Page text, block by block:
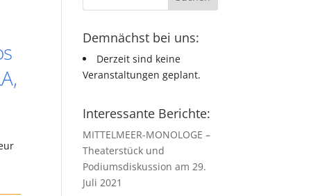
Demnächst bei uns:
Derzeit sind keine
Veranstaltungen geplant.
Interessante Berichte:
MITTELMEER-MONOLOGE –
Theaterstück und
Podiumsdiskussion am 29.
Juli 2021